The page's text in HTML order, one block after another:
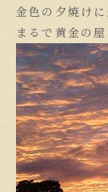
金色の夕焼けに
まるで黄金の